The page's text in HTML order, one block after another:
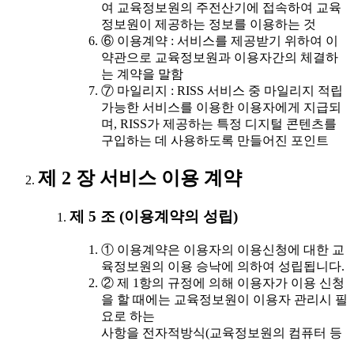
여 교육정보원의 주전산기에 접속하여 교육
정보원이 제공하는 정보를 이용하는 것
⑥ 이용계약 : 서비스를 제공받기 위하여 이
약관으로 교육정보원과 이용자간의 체결하
는 계약을 말함
⑦ 마일리지 : RISS 서비스 중 마일리지 적립
가능한 서비스를 이용한 이용자에게 지급되
며, RISS가 제공하는 특정 디지털 콘텐츠를
구입하는 데 사용하도록 만들어진 포인트
제 2 장 서비스 이용 계약
제 5 조 (이용계약의 성립)
① 이용계약은 이용자의 이용신청에 대한 교
육정보원의 이용 승낙에 의하여 성립됩니다.
② 제 1항의 규정에 의해 이용자가 이용 신청
을 할 때에는 교육정보원이 이용자 관리시 필
요로 하는
사항을 전자적방식(교육정보원의 컴퓨터 등